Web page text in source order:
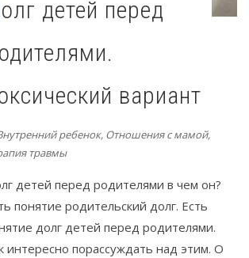
вариант
ребенок, Отношения с мамой,
травмы
детей перед родителями в чем он?
понятие родительский долг. Есть
долг детей перед родителями.
интересно порассуждать над этим. О